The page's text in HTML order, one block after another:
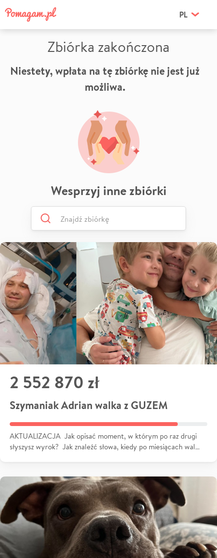
PL
Zbiórka zakończona
Niestety, wpłata na tę zbiórkę nie jest już
możliwa.
Wesprzyj inne zbiórki
2 552 870 zł
Szymaniak Adrian walka z GUZEM
AKTUALIZACJA Jak opisać moment, w którym po raz drugi
słyszysz wyrok? Jak znaleźć słowa, kiedy po miesiącach wal…